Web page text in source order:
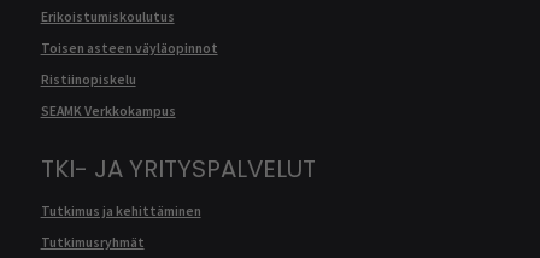
Erikoistumiskoulutus
Toisen asteen väyläopinnot
Ristiinopiskelu
SEAMK Verkkokampus
TKI- JA YRITYSPALVELUT
Tutkimus ja kehittäminen
Tutkimusryhmät